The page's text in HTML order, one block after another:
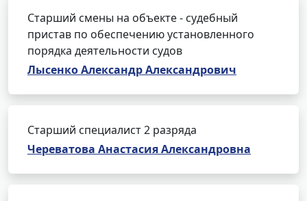
Старший смены на объекте - судебный
пристав по обеспечению установленного
порядка деятельности судов
Лысенко Александр Александрович
Старший специалист 2 разряда
Череватова Анастасия Александровна